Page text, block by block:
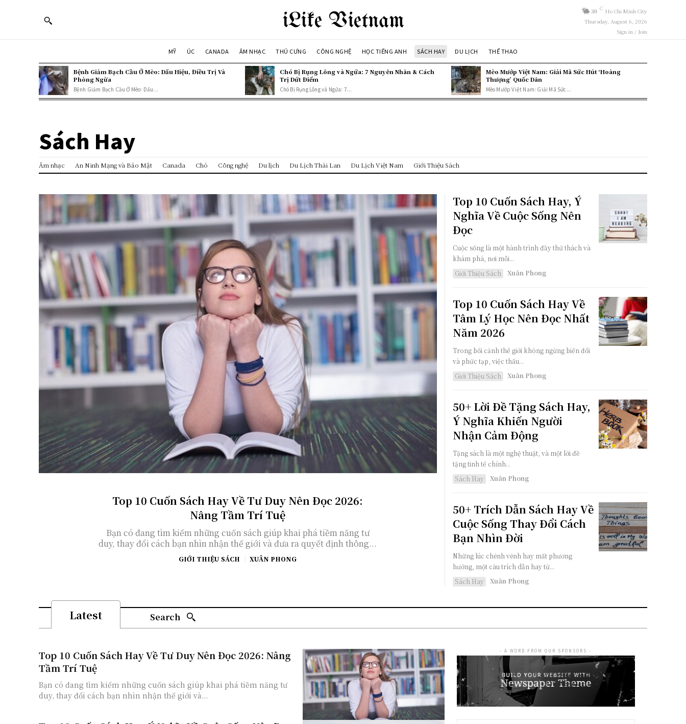
iLike Vietnam 30 C Ho Chi Minh City
Thursday, August 6, 2026
Sign in / Join
MỸ ÚC CANADA ÂM NHẠC THÚ CƯNG CÔNG NGHỆ HỌC TIẾNG ANH SÁCH HAY DU LỊCH THỂ THAO
Bệnh Giảm Bạch Cầu Ở Mèo: Dấu Hiệu, Điều Trị Và
Phòng Ngừa
Bệnh Giảm Bạch Cầu Ở Mèo: Dấu...
Chó Bị Rụng Lông và Ngứa: 7 Nguyên Nhân & Cách
Trị Dứt Điểm
Chó Bị Rụng Lông và Ngứa: 7...
Mèo Mướp Việt Nam: Giải Mã Sức Hút ‘Hoàng
Thượng’ Quốc Dân
Mèo Mướp Việt Nam: Giải Mã Sức...
Sách Hay
Âm nhạc An Ninh Mạng và Bảo Mật Canada Chó Công nghệ Du lịch Du Lịch Thái Lan Du Lịch Việt Nam Giới Thiệu Sách
Top 10 Cuốn Sách Hay Về Tư Duy Nên Đọc 2026:
Nâng Tầm Trí Tuệ
Bạn có đang tìm kiếm những cuốn sách giúp khai phá tiềm năng tư
duy, thay đổi cách bạn nhìn nhận thế giới và đưa ra quyết định thông...
GIỚI THIỆU SÁCH XUÂN PHONG
Top 10 Cuốn Sách Hay, Ý
Nghĩa Về Cuộc Sống Nên
Đọc
Cuộc sống là một hành trình đầy thử thách và
khám phá, nơi mỗi...
Giới Thiệu Sách
Xuân Phong
Top 10 Cuốn Sách Hay Về
Tâm Lý Học Nên Đọc Nhất
Năm 2026
Trong bối cảnh thế giới không ngừng biến đổi
và phức tạp, việc thấu...
Giới Thiệu Sách
Xuân Phong
50+ Lời Đề Tặng Sách Hay,
Ý Nghĩa Khiến Người
Nhận Cảm Động
Tặng sách là một nghệ thuật, và một lời đề
tặng tinh tế chính...
Sách Hay
Xuân Phong
50+ Trích Dẫn Sách Hay Về
Cuộc Sống Thay Đổi Cách
Bạn Nhìn Đời
Những lúc chênh vênh hay mất phương
hướng, một câu trích dẫn hay từ...
Sách Hay
Xuân Phong
Latest Search
Top 10 Cuốn Sách Hay Về Tư Duy Nên Đọc 2026: Nâng
Tầm Trí Tuệ
Bạn có đang tìm kiếm những cuốn sách giúp khai phá tiềm năng tư
duy, thay đổi cách bạn nhìn nhận thế giới và...
- A WORD FROM OUR SPONSORS -